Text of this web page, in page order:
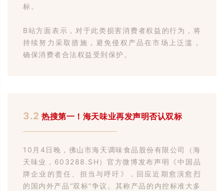
标。
B站方面表示，对于此类损害消费者权益的行为，将
持续努力采取措施，避免侵权产品在市场上泛滥，
确保消费者合法权益受到保护。
3.2热搜第一！海天味业再发声明否认双标
10月4日晚，佛山市海天调味食品股份有限公司（海
天味业，603288.SH）官方微博发布声明《中国品
牌企业的责任、担当与呼吁》，回应近期愈演愈烈
的国内外产品“双标”争议。其称产品的内控标准大多